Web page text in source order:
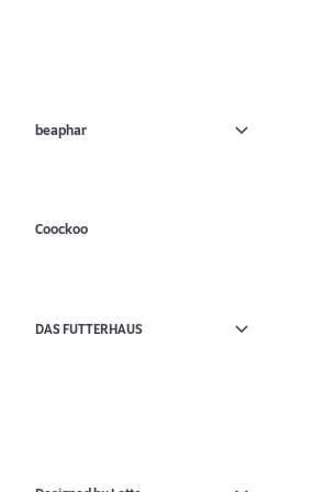
beaphar
Coockoo
DAS FUTTERHAUS